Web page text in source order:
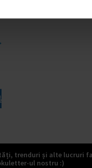
trenduri și alte lucruri
ul nostru :)